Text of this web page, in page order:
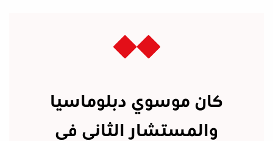
كان موسوي دبلوماسيا
والمستشار الثاني في